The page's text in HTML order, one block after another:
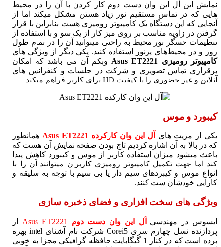
نمایش این آل این وان دست دوم کار کردن با آن را در محیط
هایی که در تماس مستقیم نور زیاد هستن مشکل میکند اما از
آنجایی که این دستگاه یک کامپیوتر رومیزی هست بنابراین با قرار
گرفتن در زاویه مناسب بر روی میز کار از یک سو و با استفاده از
تنظیمات حسگر نور محیط به راحتی میتوانید آن را در تمام طول
روز و در محیط‌های پرنور استفاده کنید. یکی دیگر از ویژگی های
کامپیوتر رومیزی Asus ET2221
وبکم آن می باشد که امکان
برقراری تماس تصویری و شرکت در جلسات و کنفرانس های
آنلاین و غیر حضوری را با کیفیت HD برای کاربر فراهم میکند.
کیبورد و موس
یکی از مزیت های آل این وان کارکرده Asus ET2221
همانطور
که در بالا به آن اشاره کردیم تاچ بودن صفحه نمایش آن هست که
باعث میشود میزان استفاده کاربر از موس و کیبورد کاهش پیدا
کند اما جهت تکمیل کامپیوتر رومیزی کاربران میتوانند آن را با
انواع موس و کیبردهای سیم دار یا بی سیم با توجه به سلیقه و
کارایی خودشان ست کنند.
ویژگی های سخت افزاری و فضای ذخیره سازی
ایسوس در مهندسی آل این وان دست دوم
از
پردازنده نسل چهارم سری Corei5 شرکت نام آشنای intel بهره
برده است که در کنار 1 گیگابایت حافظه گرافیکی مجزا به خوبی